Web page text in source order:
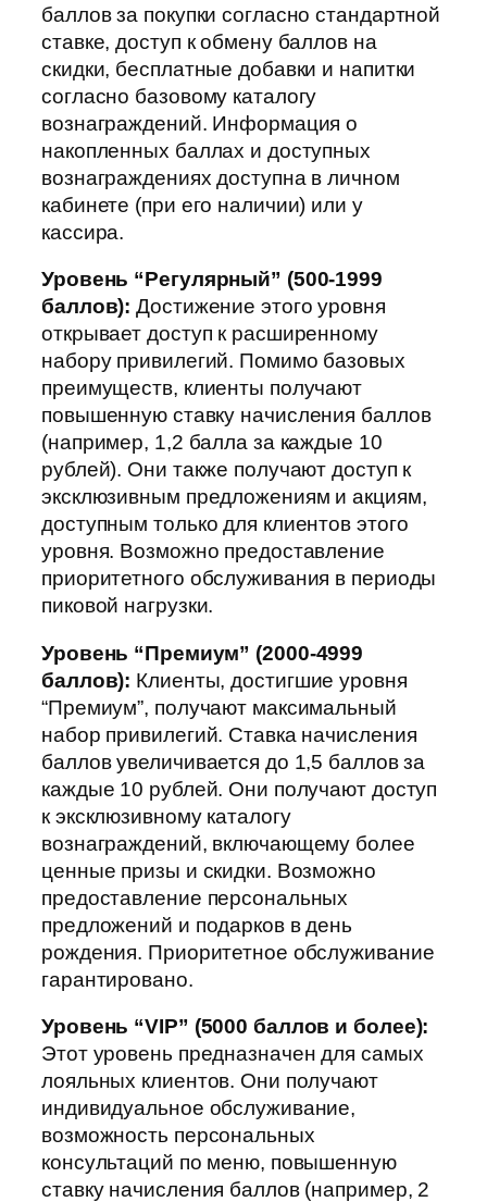
баллов за покупки согласно стандартной
ставке, доступ к обмену баллов на
скидки, бесплатные добавки и напитки
согласно базовому каталогу
вознаграждений. Информация о
накопленных баллах и доступных
вознаграждениях доступна в личном
кабинете (при его наличии) или у
кассира.
Уровень “Регулярный” (500-1999
баллов): Достижение этого уровня
открывает доступ к расширенному
набору привилегий. Помимо базовых
преимуществ, клиенты получают
повышенную ставку начисления баллов
(например, 1,2 балла за каждые 10
рублей). Они также получают доступ к
эксклюзивным предложениям и акциям,
доступным только для клиентов этого
уровня. Возможно предоставление
приоритетного обслуживания в периоды
пиковой нагрузки.
Уровень “Премиум” (2000-4999
баллов): Клиенты, достигшие уровня
“Премиум”, получают максимальный
набор привилегий. Ставка начисления
баллов увеличивается до 1,5 баллов за
каждые 10 рублей. Они получают доступ
к эксклюзивному каталогу
вознаграждений, включающему более
ценные призы и скидки. Возможно
предоставление персональных
предложений и подарков в день
рождения. Приоритетное обслуживание
гарантировано.
Уровень “VIP” (5000 баллов и более):
Этот уровень предназначен для самых
лояльных клиентов. Они получают
индивидуальное обслуживание,
возможность персональных
консультаций по меню, повышенную
ставку начисления баллов (например, 2